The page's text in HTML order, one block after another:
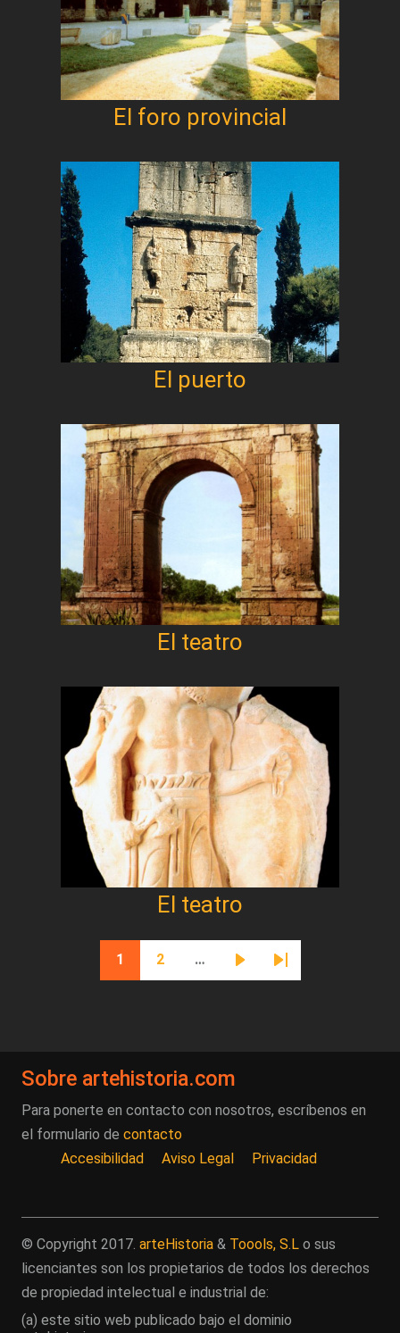
El foro provincial
El puerto
El teatro
El teatro
Paginación
Página actual
1
Página
2 …
Siguiente página
Última página
Sobre artehistoria.com
Para ponerte en contacto con nosotros, escríbenos en
el formulario de contacto
Accesibilidad
Aviso Legal Privacidad
© Copyright 2017. arteHistoria & Toools, S.L o sus
licenciantes son los propietarios de todos los derechos
de propiedad intelectual e industrial de:
(a) este sitio web publicado bajo el dominio